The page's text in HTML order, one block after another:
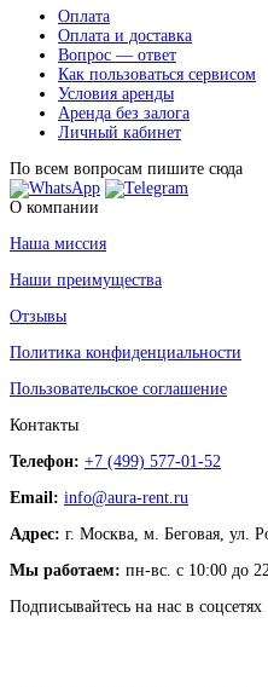
Оплата
Оплата и доставка
Вопрос — ответ
Как пользоваться сервисом
Условия аренды
Аренда без залога
Личный кабинет
По всем вопросам пишите сюда
О компании
Наша миссия
Наши преимущества
Отзывы
Политика конфиденциальности
Пользовательское соглашение
Контакты
Телефон: +7 (499) 577-01-52
Email: info@aura-rent.ru
Адрес: г. Москва, м. Беговая, ул.
Мы работаем: пн-вс. с 10:00 до
Подписывайтесь на нас в соцсетях